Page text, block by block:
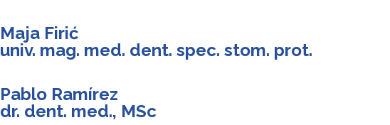
Maja Firić
univ. mag. med. dent. spec. stom. prot.
Pablo Ramírez
dr. dent. med., MSc